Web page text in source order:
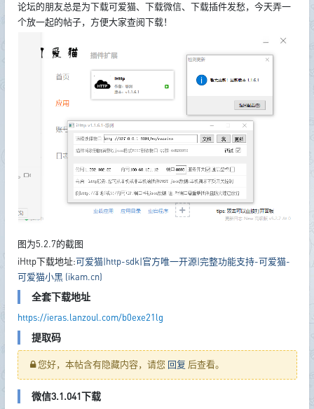
论坛的朋友总是为下载可爱猫、下载微信、下载插件发愁，今天弄一
个放一起的帖子，方便大家查阅下载！
图为5.2.7的截图
iHttp下载地址:可爱猫|http-sdk|官方唯一开源|完整功能支持-可爱猫-
可爱猫小黑 (ikam.cn)
全套下载地址
https://ieras.lanzoul.com/b0exe21lg
提取码
您好，本帖含有隐藏内容，请您 回复 后查看。
微信3.1.041下载